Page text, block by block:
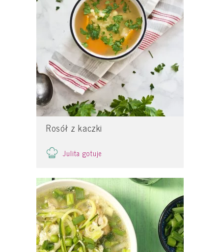
Rosół z kaczki
Julita gotuje